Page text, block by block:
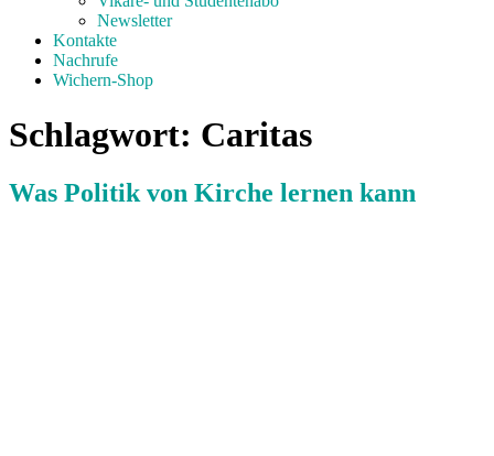
Newsletter
Kontakte
Nachrufe
Wichern-Shop
Schlagwort: Caritas
Was Politik von Kirche lernen kann